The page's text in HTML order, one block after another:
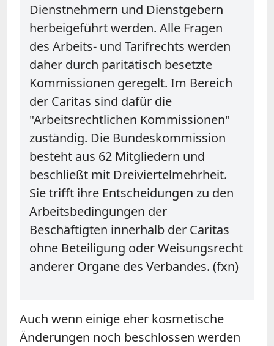
Dienstnehmern und Dienstgebern
herbeigeführt werden. Alle Fragen
des Arbeits- und Tarifrechts werden
daher durch paritätisch besetzte
Kommissionen geregelt. Im Bereich
der Caritas sind dafür die
"Arbeitsrechtlichen Kommissionen"
zuständig. Die Bundeskommission
besteht aus 62 Mitgliedern und
beschließt mit Dreiviertelmehrheit.
Sie trifft ihre Entscheidungen zu den
Arbeitsbedingungen der
Beschäftigten innerhalb der Caritas
ohne Beteiligung oder Weisungsrecht
anderer Organe des Verbandes. (fxn)
Auch wenn einige eher kosmetische
Änderungen noch beschlossen werden